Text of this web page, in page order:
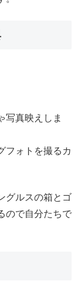
写真映えしま
フォトを撮るカ
グルスの箱とゴ
ので自分たちで